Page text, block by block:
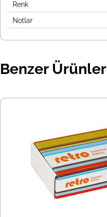
Renk
Notlar
Benzer Ürünler